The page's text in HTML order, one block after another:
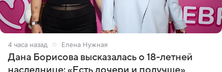
4 часа назад Елена Нужная
Дана Борисова высказалась о 18-летней